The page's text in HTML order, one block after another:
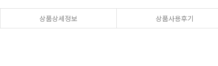
상품상세정보 상품사용후기